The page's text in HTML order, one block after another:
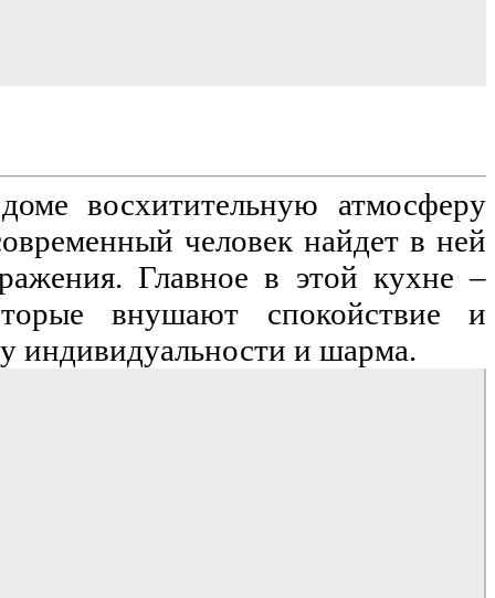
восхитительную атмосферу
человек найдет в ней
Главное в этой кухне –
внушают спокойствие и
индивидуальности и шарма.